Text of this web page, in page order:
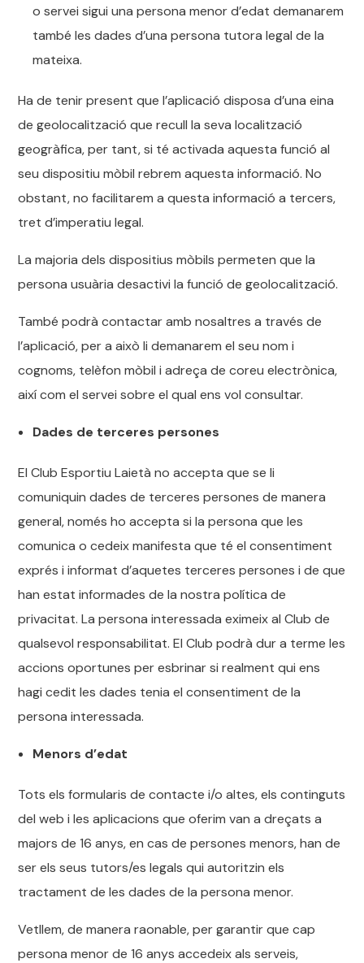
o servei sigui una persona menor d’edat demanarem
també les dades d’una persona tutora legal de la
mateixa.
Ha de tenir present que l’aplicació disposa d’una eina
de geolocalització que recull la seva localització
geogràfica, per tant, si té activada aquesta funció al
seu dispositiu mòbil rebrem aquesta informació. No
obstant, no facilitarem a questa informació a tercers,
tret d’imperatiu legal.
La majoria dels dispositius mòbils permeten que la
persona usuària desactivi la funció de geolocalització.
També podrà contactar amb nosaltres a través de
l’aplicació, per a això li demanarem el seu nom i
cognoms, telèfon mòbil i adreça de coreu electrònica,
així com el servei sobre el qual ens vol consultar.
Dades de terceres persones
El Club Esportiu Laietà no accepta que se li
comuniquin dades de terceres persones de manera
general, només ho accepta si la persona que les
comunica o cedeix manifesta que té el consentiment
exprés i informat d’aquetes terceres persones i de que
han estat informades de la nostra política de
privacitat. La persona interessada eximeix al Club de
qualsevol responsabilitat. El Club podrà dur a terme les
accions oportunes per esbrinar si realment qui ens
hagi cedit les dades tenia el consentiment de la
persona interessada.
Menors d’edat
Tots els formularis de contacte i/o altes, els continguts
del web i les aplicacions que oferim van a dreçats a
majors de 16 anys, en cas de persones menors, han de
ser els seus tutors/es legals qui autoritzin els
tractament de les dades de la persona menor.
Vetllem, de manera raonable, per garantir que cap
persona menor de 16 anys accedeix als serveis,